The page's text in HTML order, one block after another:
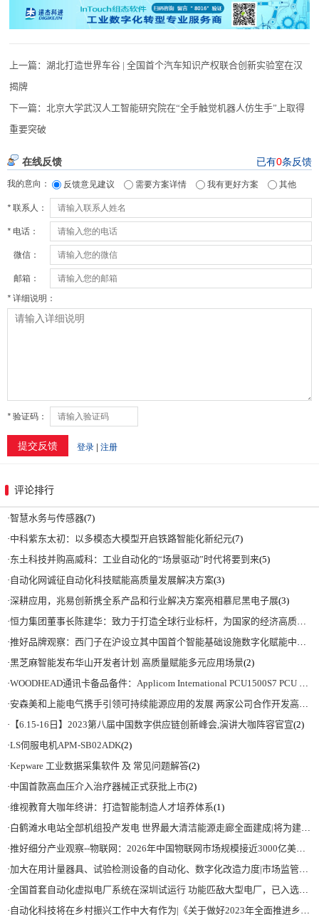
上一篇：湖北打造世界车谷 | 全国首个汽车知识产权联合创新实验室在汉
揭牌
下一篇：北京大学武汉人工智能研究院在“全手触觉机器人仿生手”上取得
重要突破
评论排行
·智慧水务与传感器(7)
·中科紫东太初：以多模态大模型开启铁路智能化新纪元(7)
·东土科技并购高威科：工业自动化的“场景驱动”时代将要到来(5)
· 自动化网诚征自动化科技赋能高质量发展解决方案(3)
·深耕应用，兆易创新携全系产品和行业解决方案亮相慕尼黑电子展(3)
·恒力集团董事长陈建华：致力于打造全球行业标杆，为国家的经济高质量发展贡献更大力量|上海电气集团党委书记、董事长吴磊来访
·推好品牌观察：西门子在沪设立其中国首个智能基础设施数字化赋能中心
·黑芝麻智能发布华山开发者计划 高质量赋能多元应用场景(2)
·WOODHEAD通讯卡备品备件：Applicom International PCU1500S7 PCU 1500 S7 V4.5.0
·安森美和上能电气携手引领可持续能源应用的发展 两家公司合作开发高性能储能和太阳能组串式逆变器方案 以实现可持续的未来
· 【6.15-16日】2023第八届中国数字供应链创新峰会,演讲大咖阵容官宣(2)
·LS伺服电机APM-SB02ADK(2)
·Kepware 工业数据采集软件 及 常见问题解答(2)
·中国首款高血压介入治疗器械正式获批上市(2)
·维视教育大咖年终讲：打造智能制造人才培养体系(1)
·白鹤滩水电站全部机组投产发电 世界最大清洁能源走廊全面建成|将为建设新型能源体系、保障国家能源安全、实现“双碳”目标提供有力支撑
·推好细分产业观察--物联网：2026年中国物联网市场规模接近3000亿美元 智慧工厂、智慧城市、智慧电网等将占60%以上
·加大在用计量器具、试验检测设备的自动化、数字化改造力度|市场监管总局 工业和信息化部 关于促进企业计量能力提升的指导意见
·全国首套自动化虚拟电厂系统在深圳试运行 功能匹敌大型电厂，已入选国际典型案例
· 自动化科技将在乡村振兴工作中大有作为|《关于做好2023年全面推进乡村振兴重点工作的意见》发布